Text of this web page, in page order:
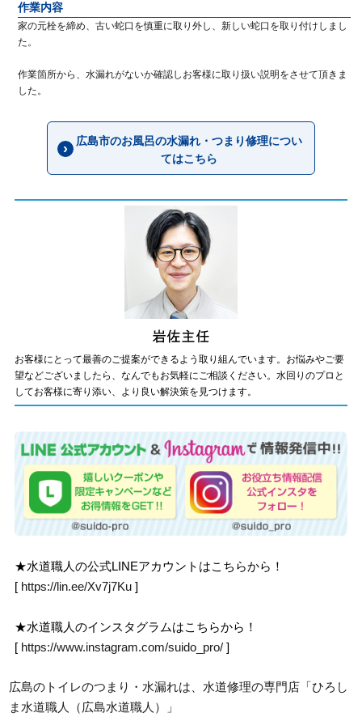
作業内容
家の元栓を締め、古い蛇口を慎重に取り外し、新しい蛇口を取り付けしまし
た。
作業箇所から、水漏れがないか確認しお客様に取り扱い説明をさせて頂きま
した。
広島市のお風呂の水漏れ・つまり修理につい
てはこちら
お客様にとって最善のご提案ができるよう取り組んでいます。お悩みやご要
望などございましたら、なんでもお気軽にご相談ください。水回りのプロと
してお客様に寄り添い、より良い解決策を見つけます。
★水道職人の公式LINEアカウントはこちらから！
[ https://lin.ee/Xv7j7Ku ]
★水道職人のインスタグラムはこちらから！
[ https://www.instagram.com/suido_pro/ ]
広島のトイレのつまり・水漏れは、水道修理の専門店「ひろし
ま水道職人（広島水道職人）」